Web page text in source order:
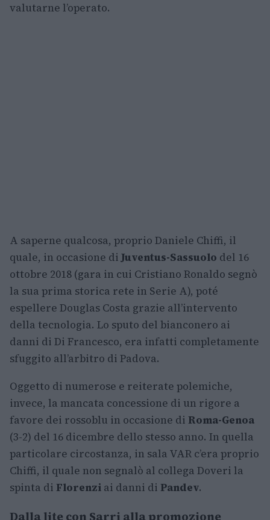
valutarne l’operato.
A saperne qualcosa, proprio Daniele Chiffi, il
quale, in occasione diJuventus-Sassuolo del 16
ottobre 2018 (gara in cui Cristiano Ronaldo segnò
la sua prima storica rete in Serie A), poté
espellere Douglas Costa grazie all’intervento
della tecnologia. Lo sputo del bianconero ai
danni di Di Francesco, era infatti completamente
sfuggito all’arbitro di Padova.
Oggetto di numerose e reiterate polemiche,
invece, la mancata concessione di un rigore a
favore dei rossoblu in occasione di Roma-Genoa
(3-2) del 16 dicembre dello stesso anno. In quella
particolare circostanza, in sala VAR c’era proprio
Chiffi, il quale non segnalò al collega Doveri la
spinta di Florenzi ai danni di Pandev.
Dalla lite con Sarri alla promozione